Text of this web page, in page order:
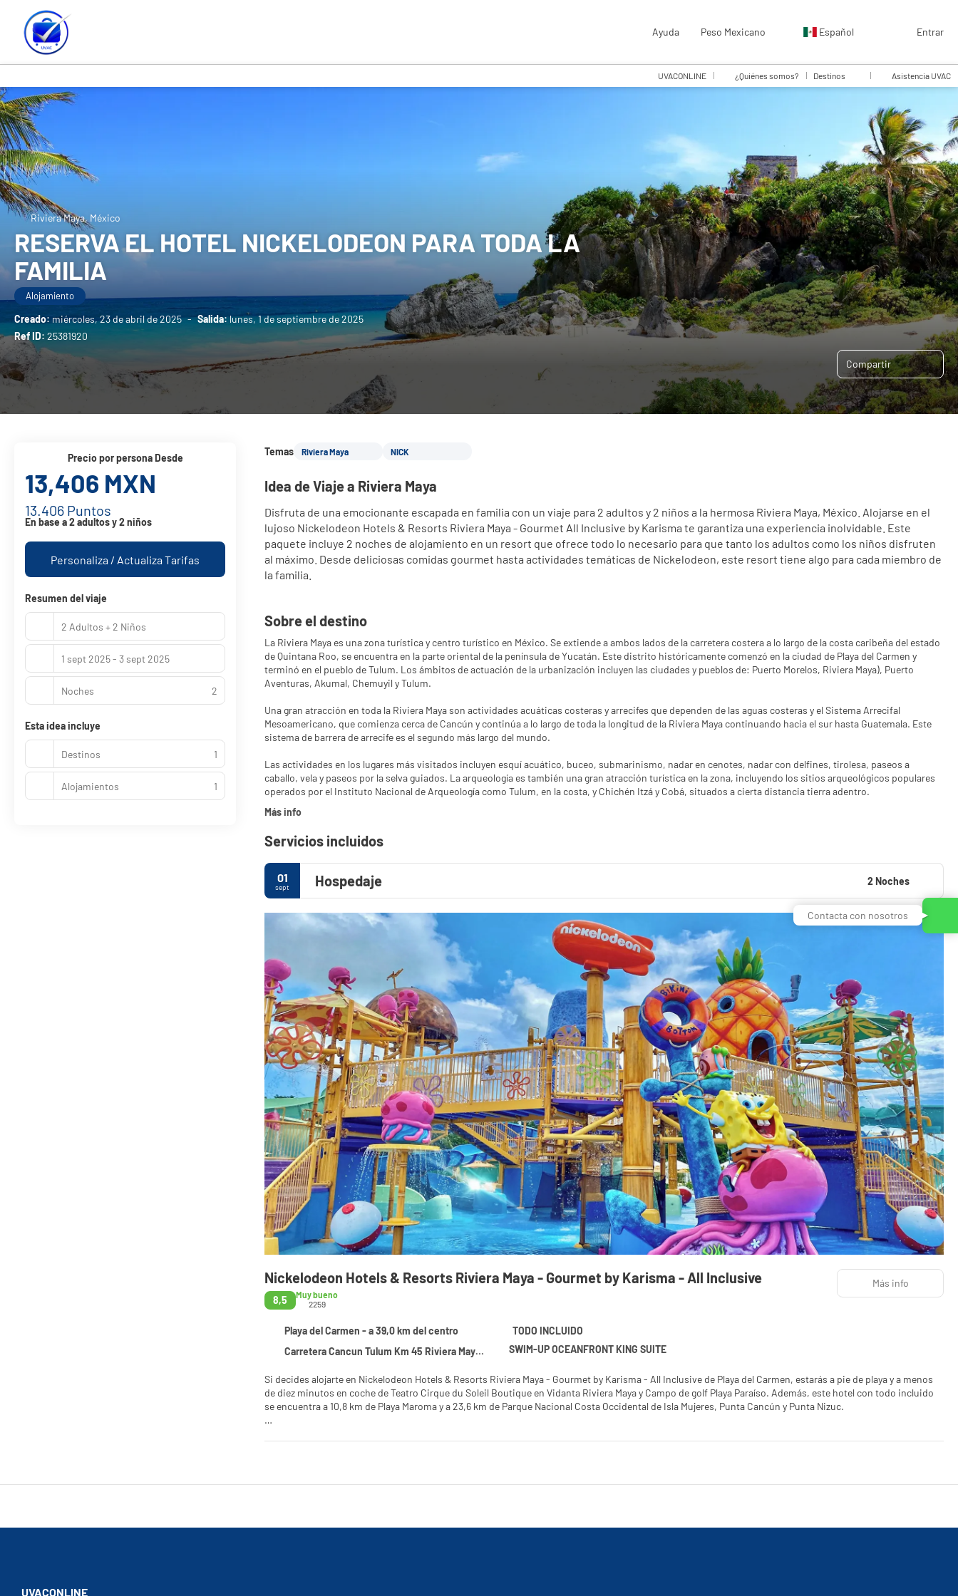
Ayuda Peso Mexicano Español Entrar
UVACONLINE ¿Quiénes somos? Destinos Asistencia UVAC
Riviera Maya, México
RESERVA EL HOTEL NICKELODEON PARA TODA LA
FAMILIA
Alojamiento
Creado: miércoles, 23 de abril de 2025 - Salida:lunes, 1 de septiembre de 2025
Ref ID: 25381920
Compartir
Temas Riviera Maya NICK
Idea de Viaje a Riviera Maya
Disfruta de una emocionante escapada en familia con un viaje para 2 adultos y 2 niños a la hermosa Riviera Maya, México. Alojarse en el
lujoso Nickelodeon Hotels & Resorts Riviera Maya - Gourmet All Inclusive by Karisma te garantiza una experiencia inolvidable. Este
paquete incluye 2 noches de alojamiento en un resort que ofrece todo lo necesario para que tanto los adultos como los niños disfruten
al máximo. Desde deliciosas comidas gourmet hasta actividades temáticas de Nickelodeon, este resort tiene algo para cada miembro de
la familia.
Sobre el destino
La Riviera Maya es una zona turística y centro turístico en México. Se extiende a ambos lados de la carretera costera a lo largo de la costa caribeña del estado
de Quintana Roo, se encuentra en la parte oriental de la península de Yucatán. Este distrito históricamente comenzó en la ciudad de Playa del Carmen y
terminó en el pueblo de Tulum. Los ámbitos de actuación de la urbanización incluyen las ciudades y pueblos de: Puerto Morelos, Riviera Maya), Puerto
Aventuras, Akumal, Chemuyil y Tulum.
Una gran atracción en toda la Riviera Maya son actividades acuáticas costeras y arrecifes que dependen de las aguas costeras y el Sistema Arrecifal
Mesoamericano, que comienza cerca de Cancún y continúa a lo largo de toda la longitud de la Riviera Maya continuando hacia el sur hasta Guatemala. Este
sistema de barrera de arrecife es el segundo más largo del mundo.
Las actividades en los lugares más visitados incluyen esquí acuático, buceo, submarinismo, nadar en cenotes, nadar con delfines, tirolesa, paseos a
caballo, vela y paseos por la selva guiados. La arqueología es también una gran atracción turística en la zona, incluyendo los sitios arqueológicos populares
operados por el Instituto Nacional de Arqueología como Tulum, en la costa, y Chichén Itzá y Cobá, situados a cierta distancia tierra adentro.
Más info
Servicios incluidos
01
sept Hospedaje 2 Noches
Nickelodeon Hotels & Resorts Riviera Maya - Gourmet by Karisma - All Inclusive
8,5
Muy bueno
2259
Playa del Carmen - a 39,0 km del centro
TODO INCLUIDO
Carretera Cancun Tulum Km 45 Riviera Maya, Playa del Carmen 77710
SWIM-UP OCEANFRONT KING SUITE
Si decides alojarte en Nickelodeon Hotels & Resorts Riviera Maya - Gourmet by Karisma - All Inclusive de Playa del Carmen, estarás a pie de playa y a menos
de diez minutos en coche de Teatro Cirque du Soleil Boutique en Vidanta Riviera Maya y Campo de golf Playa Paraíso. Además, este hotel con todo incluido
se encuentra a 10,8 km de Playa Maroma y a 23,6 km de Parque Nacional Costa Occidental de Isla Mujeres, Punta Cancún y Punta Nizuc.
Te sentirás como en tu propia casa en cualquiera de las 280 habitaciones con decoraciones diferentes, equipadas con artículos del minibar gratis y Smart
ducha independientes está provisto de bañera profunda y cabezal de ducha tipo lluvia.
Más info
precio por persona Desde
13,406 MXN
13.406 Puntos
En base a 2 adultos y 2 niños
Personaliza / Actualiza Tarifas
Resumen del viaje
2 Adultos + 2 Niños
1 sept 2025 - 3 sept 2025
Noches 2
Esta idea incluye
Destinos 1
Alojamientos 1
UVACONLINE
Contacta con nosotros